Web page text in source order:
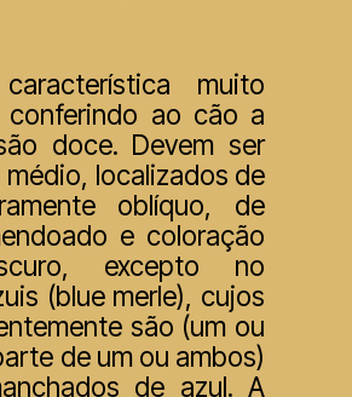
muito
conferindo ao cão a
doce. Devem ser
localizados de
oblíquo, de
e coloração
excepto no
(blue merle), cujos
são (um ou
de um ou ambos)
de azul. A